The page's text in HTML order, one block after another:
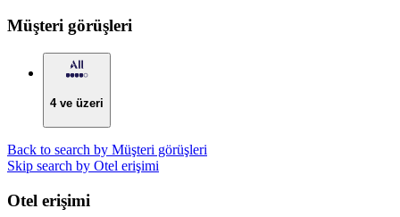
Müşteri görüşleri
4 ve üzeri
Back to search by Müşteri görüşleri
Skip search by Otel erişimi
Otel erişimi